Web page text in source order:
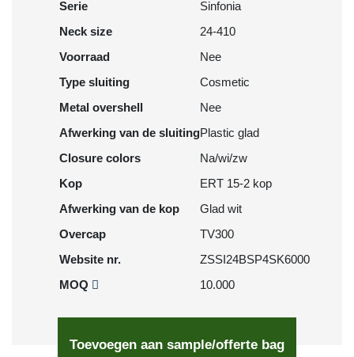
Serie
Sinfonia
Neck size
24-410
Voorraad
Nee
Type sluiting
Cosmetic
Metal overshell
Nee
Afwerking van de sluitingPlastic glad
Closure colors
Na/wi/zw
Kop
ERT 15-2 kop
Afwerking van de kop
Glad wit
Overcap
TV300
Website nr.
ZSSI24BSP4SK6000
MOQ
10.000
Toevoegen aan sample/offerte bag